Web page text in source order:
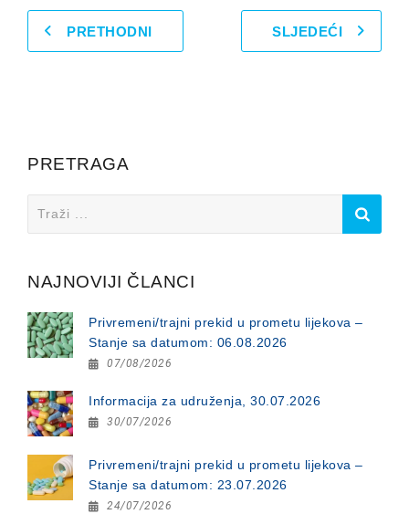
PRETHODNI SLJEDEĆI
PRETRAGA
NAJNOVIJI ČLANCI
Privremeni/trajni prekid u prometu lijekova –
Stanje sa datumom: 06.08.2026
07/08/2026
Informacija za udruženja, 30.07.2026
30/07/2026
Privremeni/trajni prekid u prometu lijekova –
Stanje sa datumom: 23.07.2026
24/07/2026